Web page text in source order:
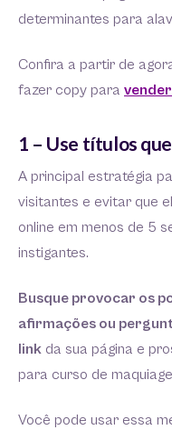
determinantes para
Confira a partir de
fazer copy para
1 – Use títulos
A principal estratégia
visitantes e evitar que
online em menos de 5
instigantes.
Busque provocar os
afirmações ou
link da sua página e
para curso de
Você pode usar essa